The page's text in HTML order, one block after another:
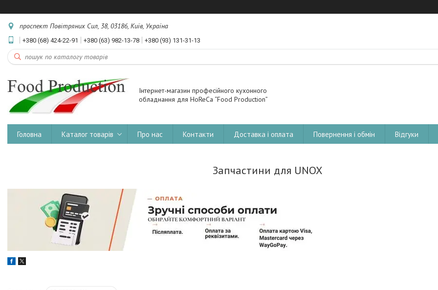
проспект Повітряних Сил, 38, 03186, Київ, Україна
+380 (68) 424-22-91 +380 (63) 982-13-78 +380 (93) 131-31-13
Інтернет-магазин професійного кухонного
обладнання для HoReCa “Food Production”
Головна Каталог товарів Про нас Контакти Доставка і оплата Повернення і обмін Відгуки
Запчастини для UNOX